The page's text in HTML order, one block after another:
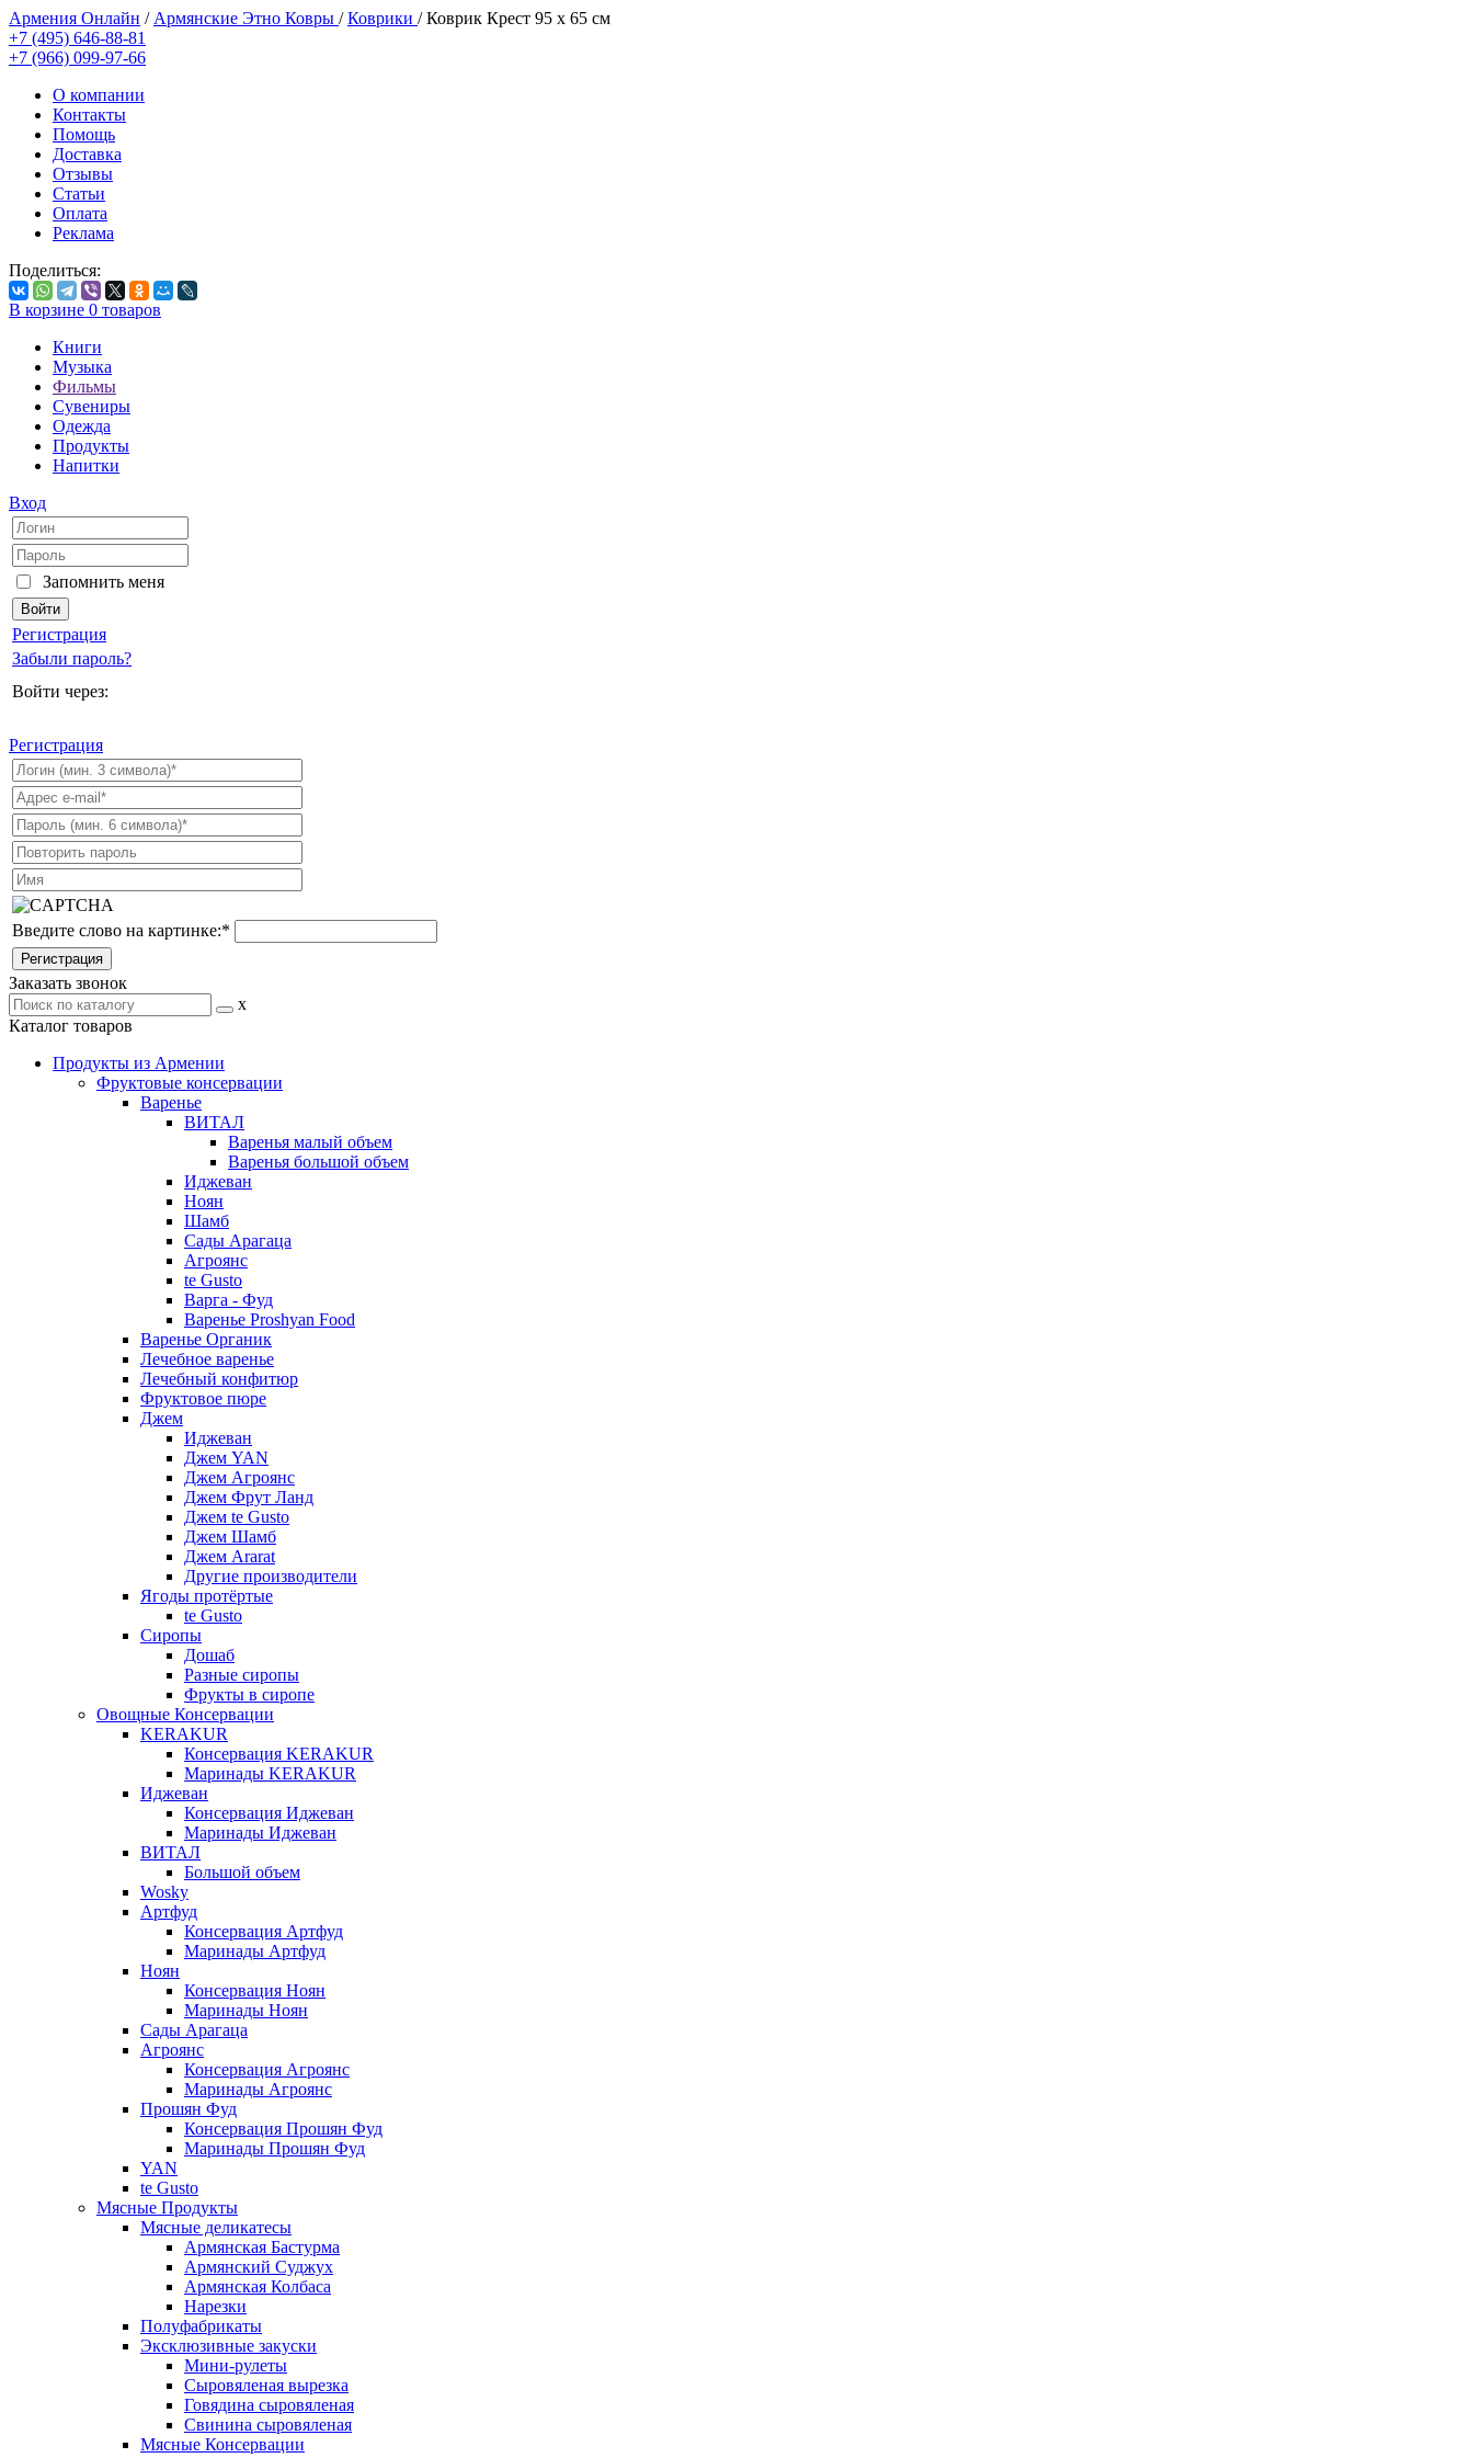
Армения Онлайн / Армянские Этно Ковры /Коврики /Коврик Крест 95 x 65 см
+7 (495) 646-88-81
+7 (966) 099-97-66
О компании
Контакты
Помощь
Доставка
Отзывы
Статьи
Оплата
Реклама
Поделиться:
В корзине 0 товаров
Книги
Музыка
Фильмы
Сувениры
Одежда
Продукты
Напитки
Вход
Запомнить меня
Регистрация
Забыли пароль?
Войти через:
Регистрация
Введите слово на картинке:*
Заказать звонок
x
Каталог товаров
Продукты из Армении
Фруктовые консервации
Варенье
ВИТАЛ
Варенья малый объем
Варенья большой объем
Иджеван
Ноян
Шамб
Сады Арагаца
Агроянс
te Gusto
Варга - Фуд
Варенье Proshyan Food
Варенье Органик
Лечебное варенье
Лечебный конфитюр
Фруктовое пюре
Джем
Иджеван
Джем YAN
Джем Агроянс
Джем Фрут Ланд
Джем te Gusto
Джем Шамб
Джем Ararat
Другие производители
Ягоды протёртые
te Gusto
Сиропы
Дошаб
Разные сиропы
Фрукты в сиропе
Овощные Консервации
KERAKUR
Консервация KERAKUR
Маринады KERAKUR
Иджеван
Консервация Иджеван
Маринады Иджеван
ВИТАЛ
Большой объем
Wosky
Артфуд
Консервация Артфуд
Маринады Артфуд
Ноян
Консервация Ноян
Маринады Ноян
Сады Арагаца
Агроянс
Консервация Агроянс
Маринады Агроянс
Прошян Фуд
Консервация Прошян Фуд
Маринады Прошян Фуд
YAN
te Gusto
Мясные Продукты
Мясные деликатесы
Армянская Бастурма
Армянский Суджух
Армянская Колбаса
Нарезки
Полуфабрикаты
Эксклюзивные закуски
Мини-рулеты
Сыровяленая вырезка
Говядина сыровяленая
Свинина сыровяленая
Мясные Консервации